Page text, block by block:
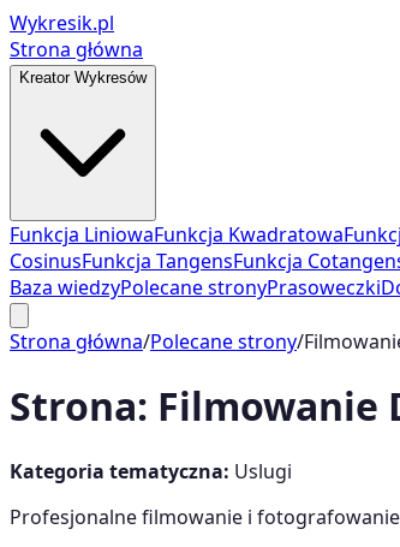
Wykresik.pl
Strona główna
Kreator Wykresów
Funkcja LiniowaFunkcja Kwadratowa
CosinusFunkcja TangensFunkcja
Baza wiedzyPolecane stronyPrasoweczki
Strona główna/Polecane strony/
Strona: Filmowanie
Kategoria tematyczna: Uslugi
Profesjonalne filmowanie i